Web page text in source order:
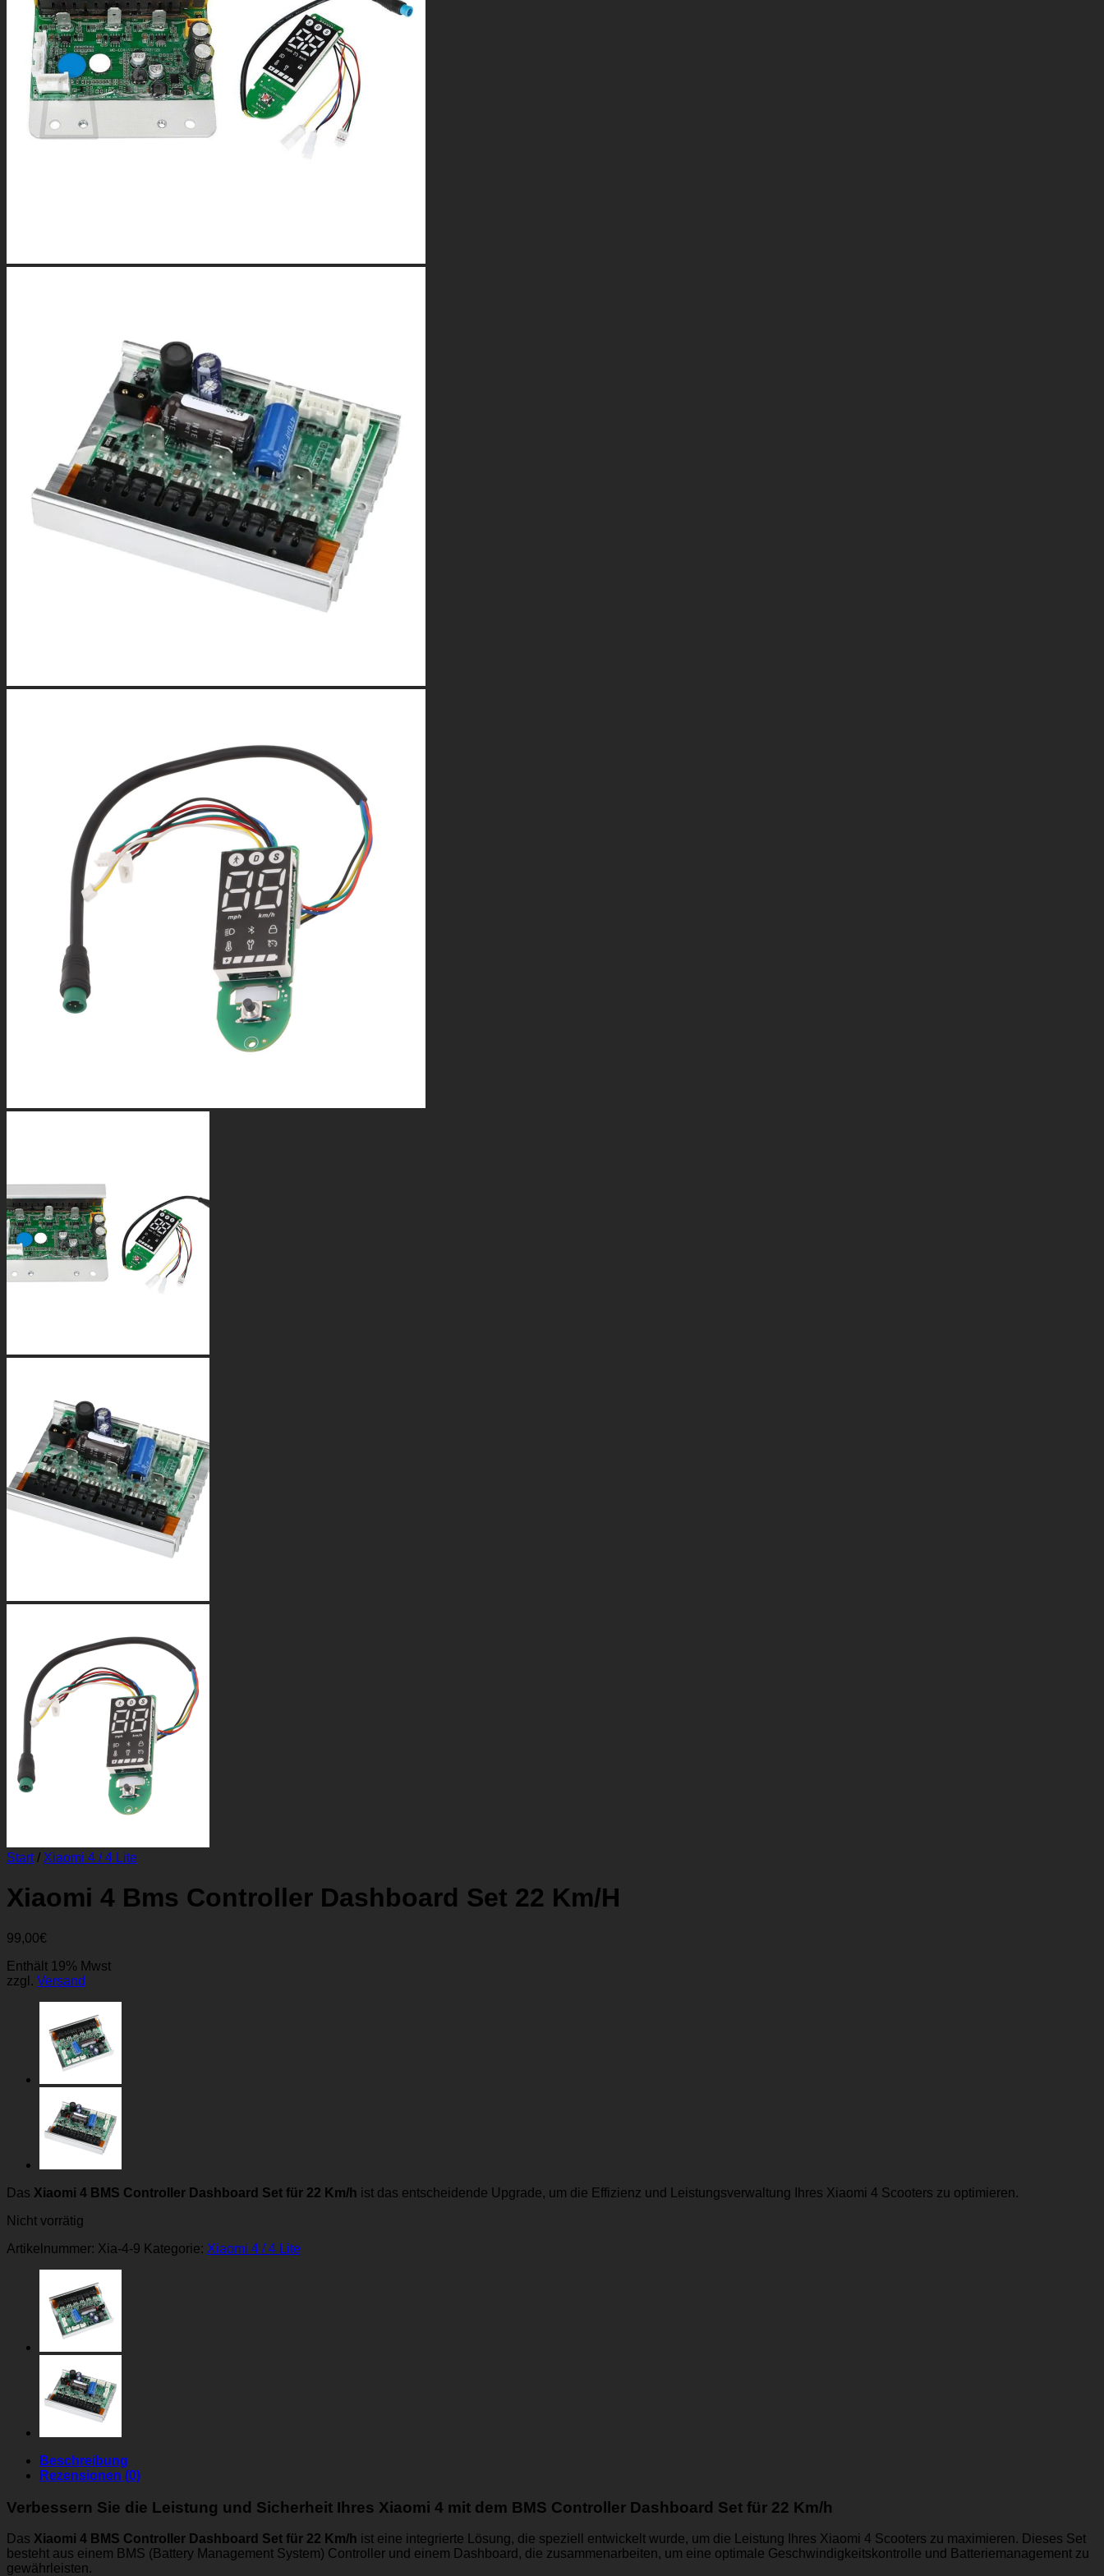
0
Warenkorb
Start / Xiaomi 4 / 4 Lite
Xiaomi 4 Bms Controller Dashboard Set 22 Km/H
99,00€
Enthält 19% Mwst
zzgl. Versand
Das Xiaomi 4 BMS Controller Dashboard Set für 22 Km/h ist das entscheidende Upgrade, um die Effizienz und Leistungsverwaltung Ihres Xiaomi 4 Scooters zu optimieren.
Nicht vorrätig
Artikelnummer: Xia-4-9 Kategorie: Xiaomi 4 / 4 Lite
Beschreibung
Rezensionen (0)
Verbessern Sie die Leistung und Sicherheit Ihres Xiaomi 4 mit dem BMS Controller Dashboard Set für 22 Km/h
Das Xiaomi 4 BMS Controller Dashboard Set für 22 Km/h ist eine integrierte Lösung, die speziell entwickelt wurde, um die Leistung Ihres Xiaomi 4 Scooters zu maximieren. Dieses Set
besteht aus einem BMS (Battery Management System) Controller und einem Dashboard, die zusammenarbeiten, um eine optimale Geschwindigkeitskontrolle und Batteriemanagement zu
gewährleisten.